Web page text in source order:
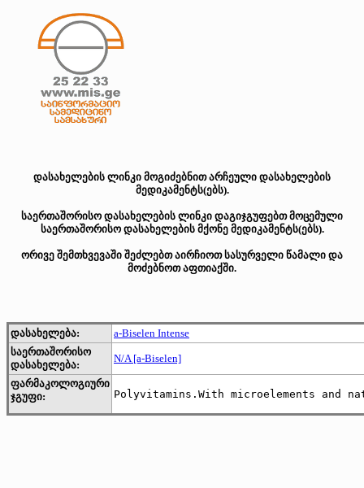
დასახელების ლინკი მოგიძებნით არჩეული დასახელების
მედიკამენტს(ებს).
საერთაშორისო დასახელების ლინკი დაგიჯგუფებთ მოცემული
საერთაშორისო დასახელების მქონე მედიკამენტს(ებს).
ორივე შემთხვევაში შეძლებთ აირჩიოთ სასურველი წამალი და
მოძებნოთ აფთიაქში.
დასახელება:
a-Biselen Intense
საერთაშორისო
დასახელება:
N/A [a-Biselen]
ფარმაკოლოგიური
ჯგუფი:
Polyvitamins.With microelements and